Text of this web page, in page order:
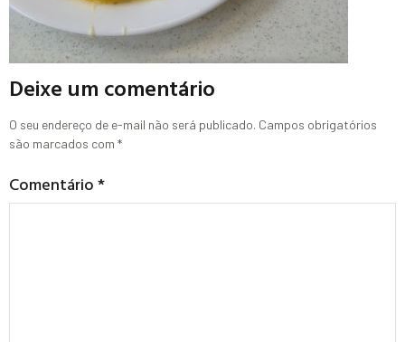
Deixe um comentário
O seu endereço de e-mail não será publicado. Campos obrigatórios
são marcados com *
Comentário*